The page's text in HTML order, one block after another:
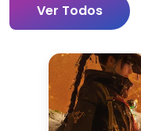
Ver Todos